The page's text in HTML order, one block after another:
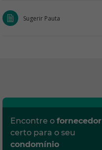
Sugerir Pauta
Encontre o fornecedor
certo para o seu
condomínio